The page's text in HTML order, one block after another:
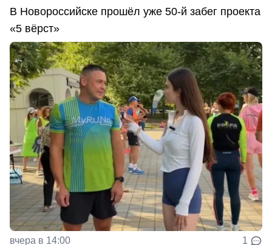
В Новороссийске прошёл уже 50-й забег проекта
«5 вёрст»
вчера в 14:00 1